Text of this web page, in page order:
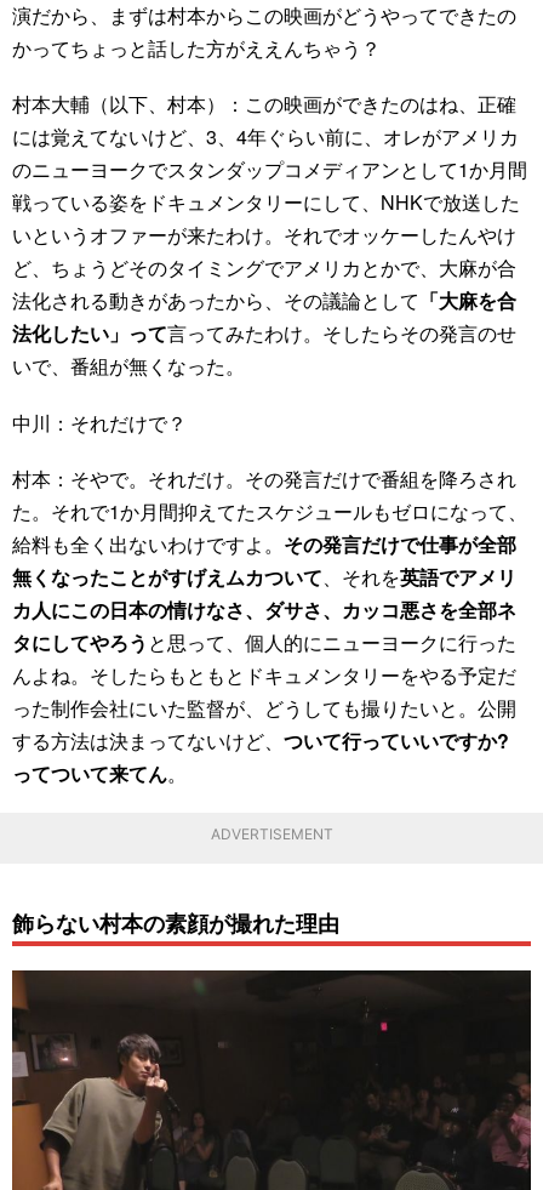
演だから、まずは村本からこの映画がどうやってできたの
かってちょっと話した方がええんちゃう？
村本大輔（以下、村本）：この映画ができたのはね、正確
には覚えてないけど、3、4年ぐらい前に、オレがアメリカ
のニューヨークでスタンダップコメディアンとして1か月間
戦っている姿をドキュメンタリーにして、NHKで放送した
いというオファーが来たわけ。それでオッケーしたんやけ
ど、ちょうどそのタイミングでアメリカとかで、大麻が合
法化される動きがあったから、その議論として 「大麻を合
法化したい」って言ってみたわけ。そしたらその発言のせ
いで、番組が無くなった。
中川：それだけで？
村本：そやで。それだけ。その発言だけで番組を降ろされ
た。それで1か月間抑えてたスケジュールもゼロになって、
給料も全く出ないわけですよ。 その発言だけで仕事が全部
無くなったことがすげえムカついて、それを英語でアメリ
カ人にこの日本の情けなさ、ダサさ、カッコ悪さを全部ネ
タにしてやろう と思って、個人的にニューヨークに行った
んよね。そしたらもともとドキュメンタリーをやる予定だ
った制作会社にいた監督が、どうしても撮りたいと。公開
する方法は決まってないけど、 ついて行っていいですか?
ってついて来てん。
ADVERTISEMENT
飾らない村本の素顔が撮れた理由